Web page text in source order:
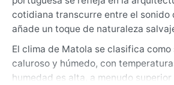
cotidiana transcurre entre el sonido
añade un toque de naturaleza
El clima de Matola se clasifica
caluroso y húmedo, con
humedad es alta, a menudo